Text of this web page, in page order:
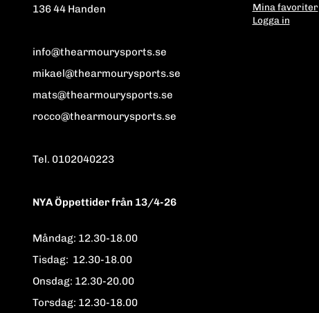
136 44 Handen
info@thearmourysports.se
mikael@thearmourysports.se
mats@thearmourysports.se
rocco@thearmourysports.se
Tel. 0102040223
NYA Öppettider från 13/4-26
Måndag: 12.30-18.00
Tisdag: 12.30-18.00
Onsdag: 12.30-20.00
Torsdag: 12.30-18.00
Mina favoriter
Logga in